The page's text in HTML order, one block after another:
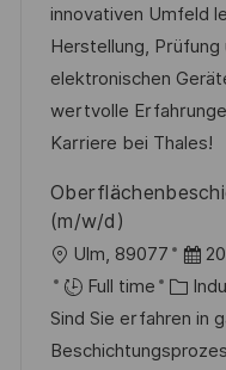
t
i
o
n
e
g
o
r
y
innovativen Umfeld
Herstellung, Prüfung
elektronischen
wertvolle
Karriere bei Thales!
(m/w/d)
L
o
c
a
Ulm, 89077
P
o
s
t
Full time
C
a
t
Sind Sie erfahren in